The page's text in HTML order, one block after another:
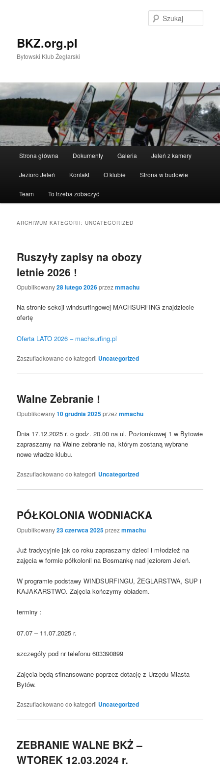
BKZ.org.pl
Bytowski Klub Żeglarski
Strona główna Dokumenty Galeria Jeleń z kamery
Jezioro Jeleń Kontakt O klubie Strona w budowie
Team To trzeba zobaczyć
ARCHIWUM KATEGORII:UNCATEGORIZED
Ruszyły zapisy na obozy
letnie 2026 !
Opublikowany28 lutego 2026przezmmachu
Na stronie sekcji windsurfingowej MACHSURFING znajdziecie
ofertę
Oferta LATO 2026 – machsurfing.pl
Zaszufladkowano do kategorii Uncategorized
Walne Zebranie !
Opublikowany10 grudnia 2025przezmmachu
Dnia 17.12.2025 r. o godz. 20.00 na ul. Poziomkowej 1 w Bytowie
zapraszamy na Walne zebranie na, którym zostaną wybrane
nowe władze klubu.
Zaszufladkowano do kategorii Uncategorized
PÓŁKOLONIA WODNIACKA
Opublikowany23 czerwca 2025przezmmachu
Już tradycyjnie jak co roku zapraszamy dzieci i młodzież na
zajęcia w formie półkolonii na Bosmankę nad jeziorem Jeleń.
W programie podstawy WINDSURFINGU, ŻEGLARSTWA, SUP i
KAJAKARSTWO. Zajęcia kończymy obiadem.
terminy :
07.07 – 11.07.2025 r.
szczegóły pod nr telefonu 603390899
Zajęcia będą sfinansowane poprzez dotację z Urzędu Miasta
Bytów.
Zaszufladkowano do kategorii Uncategorized
ZEBRANIE WALNE BKŻ –
WTOREK 12.03.2024 r.